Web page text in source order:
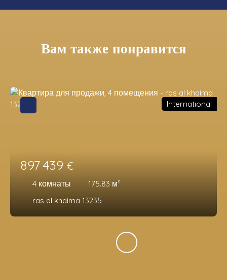
Вам также понравится
897 439 €
4 комнаты 175.83 м²
ras al khaima 13235
International